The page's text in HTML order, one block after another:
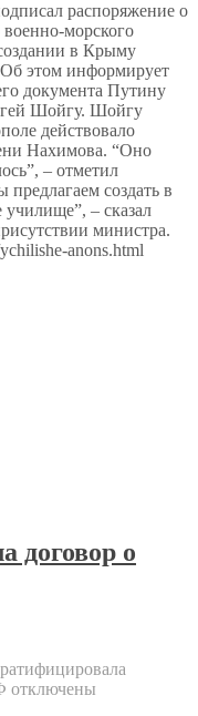
распоряжение о
морского
в Крыму
Об этом информирует
документа Путину
Шойгу. Шойгу
действовало
Нахимова. “Оно
– отметил
создать в
училище”, – сказал
министра.
anons.html
договор о
отключены